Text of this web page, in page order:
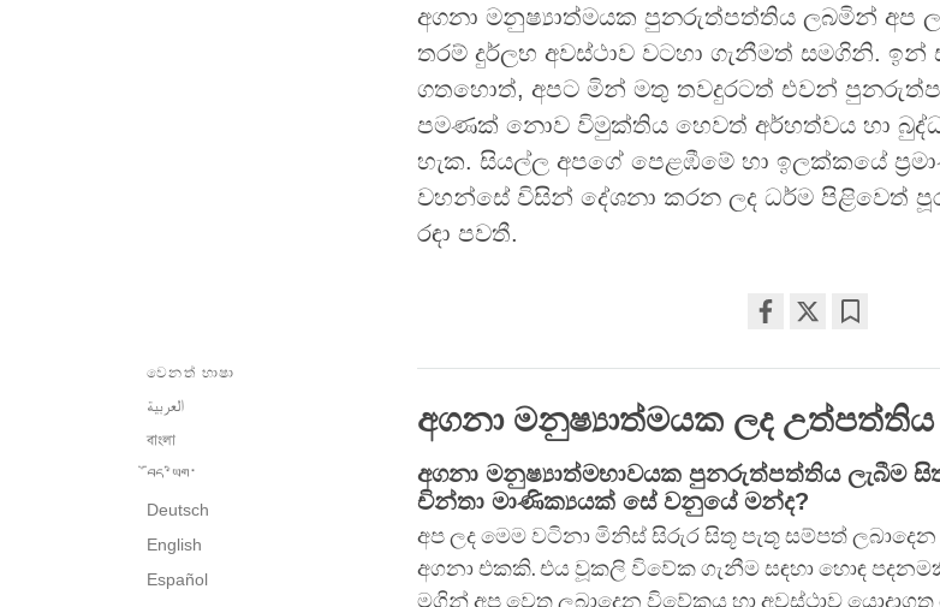
අගනා මනුෂ්‍යාත්මයක පුනරුත්පත්තිය ලබමින් අප
තරම් දුර්ලභ අවස්ථාව වටහා ගැනීමත් සමගිනි.
ගතහොත්, අපට මින් මතු තවදුරටත් එවන්
පමණක් නොව විමුක්තිය හෙවත් අර්හත්වය හා
හැක. සියල්ල අපගේ පෙළඹීමේ හා ඉලක්කයේ
වහන්සේ විසින් දේශනා කරන ලද ධර්ම පිළිවෙත්
රඳා පවතී.
on
facebook
වෙනත් භාෂා
العربية
বাংলা
བོད་ཡིག་
Deutsch
English
Español
අගනා මනුෂ්‍යාත්මයක ලද උත්පත්තිය
අගනා මනුෂ්‍යාත්මභාවයක පුනරුත්පත්තිය ලැබීම
චින්තා මාණික්‍යයක් සේ වනුයේ මන්ද?
අප ලද මෙම වටිනා මිනිස් සිරුර සිතූ පැතූ සම්පත්
අගනා එකකි. එය වූකලි විවේක ගැනීම සඳහා හොඳ
මගින් අප වෙත ලබාදෙන විවේකය හා අවස්ථාව